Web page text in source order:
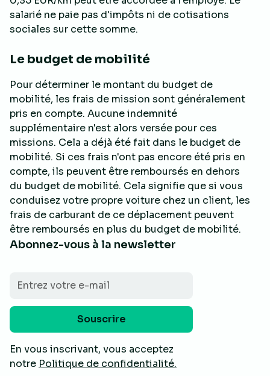
Abonnez-vous à la newsletter
En vous inscrivant, vous acceptez
notre Politique de confidentialité.
salarié ne paie pas d'impôts ni de cotisations
sociales sur cette somme.
Le budget de mobilité
Pour déterminer le montant du budget de
mobilité, les frais de mission sont généralement
pris en compte. Aucune indemnité
supplémentaire n'est alors versée pour ces
missions. Cela a déjà été fait dans le budget de
mobilité. Si ces frais n'ont pas encore été pris en
compte, ils peuvent être remboursés en dehors
du budget de mobilité. Cela signifie que si vous
conduisez votre propre voiture chez un client, les
frais de carburant de ce déplacement peuvent
être remboursés en plus du budget de mobilité.